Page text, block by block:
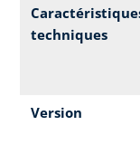
techniques
Version